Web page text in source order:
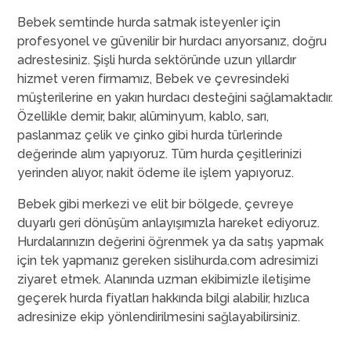
Bebek semtinde hurda satmak isteyenler için
profesyonel ve güvenilir bir hurdacı arıyorsanız, doğru
adrestesiniz. Şişli hurda sektöründe uzun yıllardır
hizmet veren firmamız, Bebek ve çevresindeki
müşterilerine en yakın hurdacı desteğini sağlamaktadır.
Özellikle demir, bakır, alüminyum, kablo, sarı,
paslanmaz çelik ve çinko gibi hurda türlerinde
değerinde alım yapıyoruz. Tüm hurda çeşitlerinizi
yerinden alıyor, nakit ödeme ile işlem yapıyoruz.
Bebek gibi merkezi ve elit bir bölgede, çevreye
duyarlı geri dönüşüm anlayışımızla hareket ediyoruz.
Hurdalarınızın değerini öğrenmek ya da satış yapmak
için tek yapmanız gereken sislihurda.com adresimizi
ziyaret etmek. Alanında uzman ekibimizle iletişime
geçerek hurda fiyatları hakkında bilgi alabilir, hızlıca
adresinize ekip yönlendirilmesini sağlayabilirsiniz.